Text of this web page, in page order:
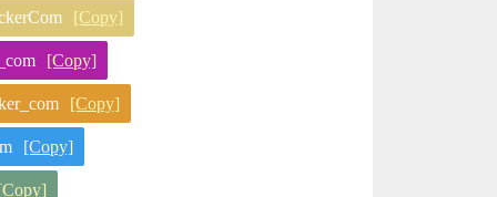
[Copy]
[Copy]
[Copy]
[Copy]